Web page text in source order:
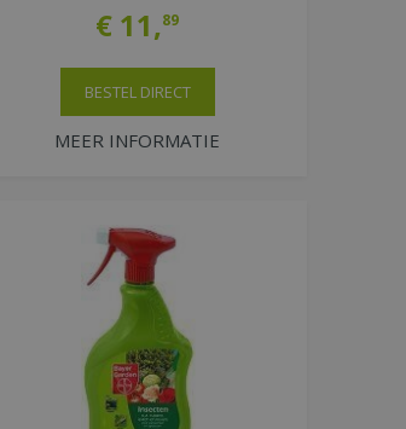
€ 11,89
MEER INFORMATIE
BESTEL DIRECT